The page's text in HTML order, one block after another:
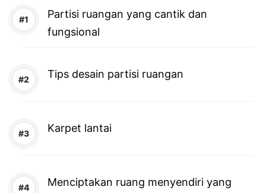
Partisi ruangan yang cantik dan
fungsional
Tips desain partisi ruangan
Karpet lantai
Menciptakan ruang menyendiri yang